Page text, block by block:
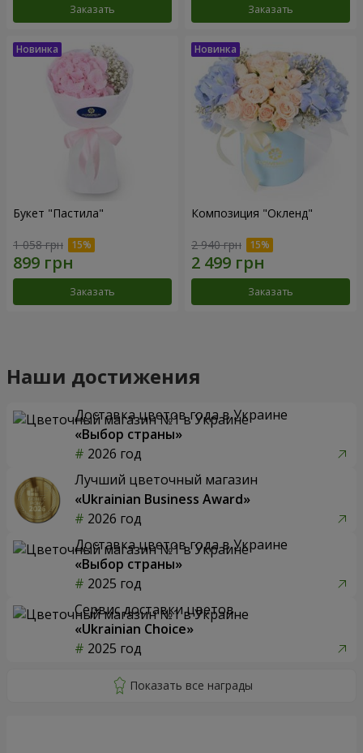
Заказать Заказать
Букет "Пастила"
1 058 грн
Заказать
Композиция "Окленд"
2 940 грн
Заказать
Наши достижения
Доставка цветов года в Украине
«Выбор страны»
2026 год
Лучший цветочный магазин
«Ukrainian Business Award»
2026 год
Доставка цветов года в Украине
«Выбор страны»
2025 год
Сервис доставки цветов
«Ukrainian Choice»
2025 год